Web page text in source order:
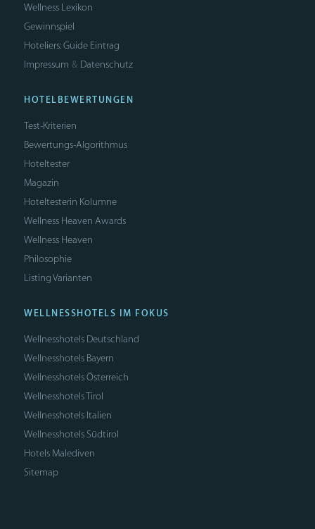
Wellness Lexikon
Gewinnspiel
Hoteliers: Guide Eintrag
Impressum & Datenschutz
HOTELBEWERTUNGEN
Test-Kriterien
Bewertungs-Algorithmus
Hoteltester
Magazin
Hoteltesterin Kolumne
Wellness Heaven Awards
Wellness Heaven
Philosophie
Listing Varianten
WELLNESSHOTELS IM FOKUS
Wellnesshotels Deutschland
Wellnesshotels Bayern
Wellnesshotels Österreich
Wellnesshotels Tirol
Wellnesshotels Italien
Wellnesshotels Südtirol
Hotels Malediven
Sitemap